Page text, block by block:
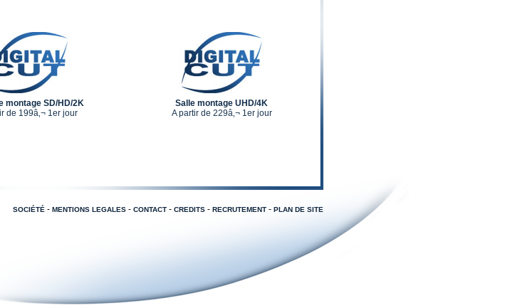
montage SD/HD/2K
de 199â‚¬ 1er jour
Salle montage UHD/4K
A partir de 229â‚¬ 1er jour
SOCIÉTÉ- MENTIONS LEGALES- CONTACT- CREDITS- RECRUTEMENT- PLAN DE SITE